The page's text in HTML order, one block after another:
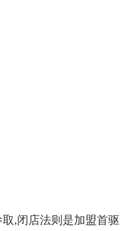
,闭店法则是加盟首驱